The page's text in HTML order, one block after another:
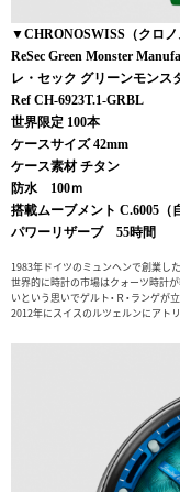
▼CHRONOSWISS（クロノ
ReSec Green Monster
レ・セック グリーンモンス
Ref CH-6923T.1-GRBL
世界限定 100本
ケースサイズ 42mm
ケース素材 チタン
防水 100ｍ
搭載ムーブメント C.6005（
パワーリザーブ 55時間
1983年ドイツのミュンヘンで創業した
世界的に時計の市場はクォーツ時計
いという思いでゲルト・Ｒ・ランゲが
2012年にスイスのルツェルンにアト